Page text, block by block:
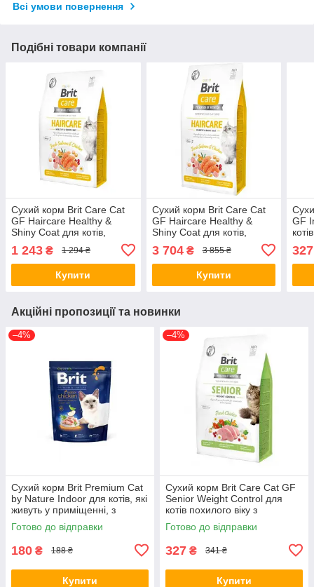
Всі умови повернення
Подібні товари компанії
Сухий корм Brit Care Cat
GF Haircare Healthy &
Shiny Coat для котів,
шерстю, лосось та курка,
2 кг (*)
1 243 ₴ 1 294 ₴
Купити
Сухий корм Brit Care Cat
GF Haircare Healthy &
Shiny Coat для котів,
шерстю, лосось та курка,
7 кг (*)
3 704₴ 3 855 ₴
Купити
GF
(*)
327
Акційні пропозиції та новинки
–4%
Сухий корм Brit Premium Cat
by Nature Indoor для котів, які
живуть у приміщенні, з
куркою, 300 г (*)
Готово до відправки
180 ₴ 188 ₴
Купити
–4%
Сухий корм Brit Care Cat GF
Senior Weight Control для
котів похилого віку з
надмірною вагою, курка, 400
г (*)
Готово до відправки
327 ₴ 341 ₴
Купити